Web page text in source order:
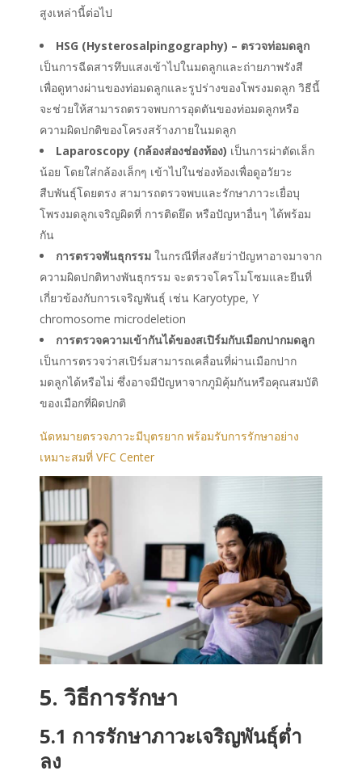
สูงเหล่านี้ต่อไป
HSG (Hysterosalpingography) – ตรวจท่อมดลูก
เป็นการฉีดสารทึบแสงเข้าไปในมดลูกและถ่ายภาพรังสี
เพื่อดูทางผ่านของท่อมดลูกและรูปร่างของโพรงมดลูก วิธีนี้
จะช่วยให้สามารถตรวจพบการอุดตันของท่อมดลูกหรือ
ความผิดปกติของโครงสร้างภายในมดลูก
Laparoscopy (กล้องส่องช่องท้อง) เป็นการผ่าตัดเล็ก
น้อย โดยใส่กล้องเล็กๆ เข้าไปในช่องท้องเพื่อดูอวัยวะ
สืบพันธุ์โดยตรง สามารถตรวจพบและรักษาภาวะเยื่อบุ
โพรงมดลูกเจริญผิดที่ การติดยึด หรือปัญหาอื่นๆ ได้พร้อม
กัน
การตรวจพันธุกรรม ในกรณีที่สงสัยว่าปัญหาอาจมาจาก
ความผิดปกติทางพันธุกรรม จะตรวจโครโมโซมและยีนที่
เกี่ยวข้องกับการเจริญพันธุ์ เช่น Karyotype, Y
chromosome microdeletion
การตรวจความเข้ากันได้ของสเปิร์มกับเมือกปากมดลูก
เป็นการตรวจว่าสเปิร์มสามารถเคลื่อนที่ผ่านเมือกปาก
มดลูกได้หรือไม่ ซึ่งอาจมีปัญหาจากภูมิคุ้มกันหรือคุณสมบัติ
ของเมือกที่ผิดปกติ
นัดหมายตรวจภาวะมีบุตรยาก พร้อมรับการรักษาอย่าง
เหมาะสมที่ VFC Center
5. วิธีการรักษา
5.1 การรักษาภาวะเจริญพันธุ์ต่ำ
ลง